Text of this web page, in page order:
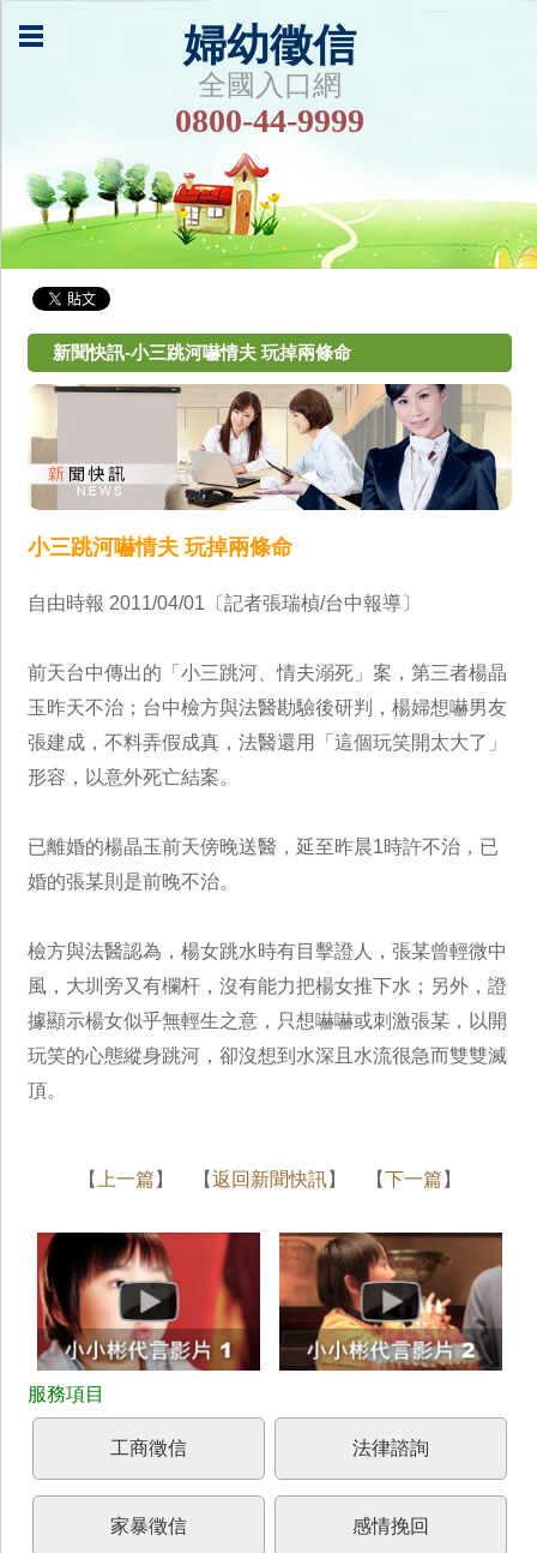
婦幼徵信
全國入口網
0800-44-9999
新聞快訊-小三跳河嚇情夫 玩掉兩條命
小三跳河嚇情夫 玩掉兩條命
自由時報 2011/04/01〔記者張瑞楨/台中報導〕
前天台中傳出的「小三跳河、情夫溺死」案，第三者楊晶
玉昨天不治；台中檢方與法醫勘驗後研判，楊婦想嚇男友
張建成，不料弄假成真，法醫還用「這個玩笑開太大了」
形容，以意外死亡結案。
已離婚的楊晶玉前天傍晚送醫，延至昨晨1時許不治，已
婚的張某則是前晚不治。
檢方與法醫認為，楊女跳水時有目擊證人，張某曾輕微中
風，大圳旁又有欄杆，沒有能力把楊女推下水；另外，證
據顯示楊女似乎無輕生之意，只想嚇嚇或刺激張某，以開
玩笑的心態縱身跳河，卻沒想到水深且水流很急而雙雙滅
頂。
【 上一篇 】 【返回新聞快訊】 【下一篇 】
工商徵信 法律諮詢
家暴徵信 感情挽回